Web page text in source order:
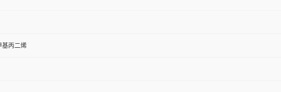
基丙二烯